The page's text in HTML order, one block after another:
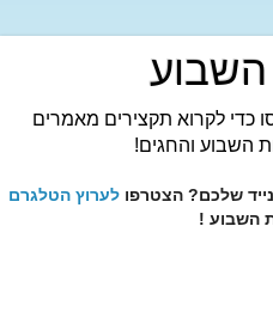
כדי לקרוא תקצירים מאמרים
השבוע והחגים!
שלכם? הצטרפו לערוץ הטלגרם
השבוע !